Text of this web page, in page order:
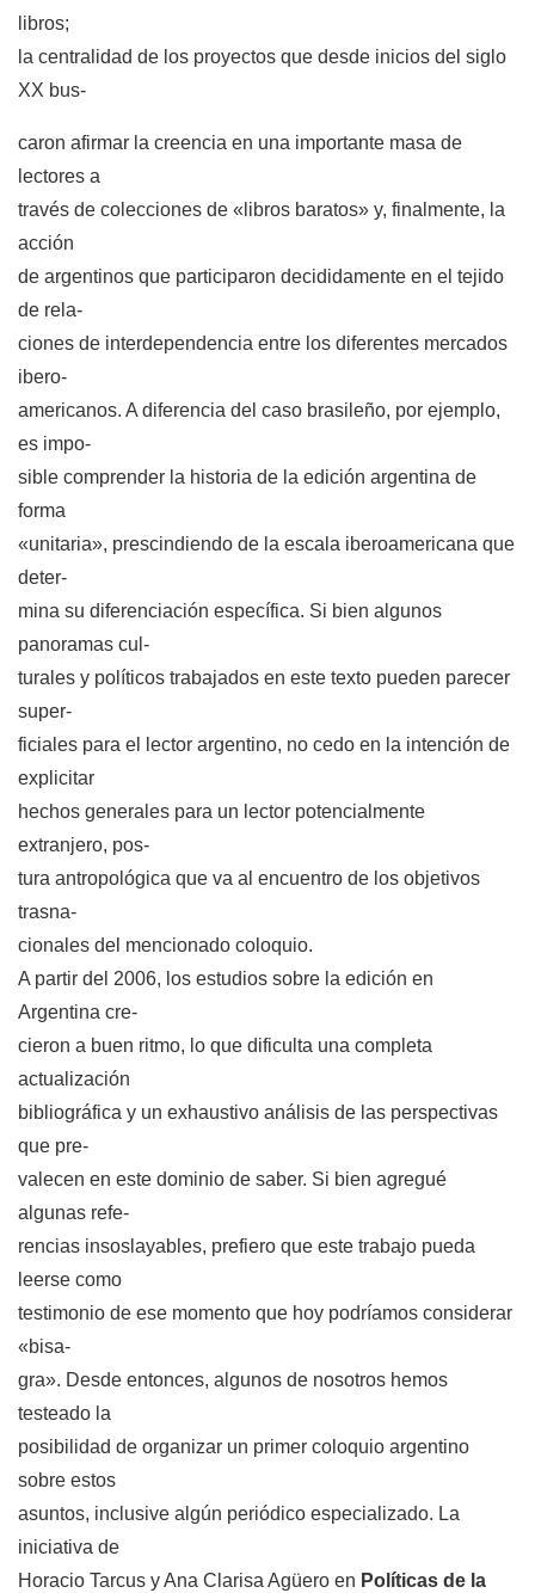
libros;
la centralidad de los proyectos que desde inicios del siglo
XX bus-
caron afirmar la creencia en una importante masa de
lectores a
través de colecciones de «libros baratos» y, finalmente, la
acción
de argentinos que participaron decididamente en el tejido
de rela-
ciones de interdependencia entre los diferentes mercados
ibero-
americanos. A diferencia del caso brasileño, por ejemplo,
es impo-
sible comprender la historia de la edición argentina de
forma
«unitaria», prescindiendo de la escala iberoamericana que
deter-
mina su diferenciación específica. Si bien algunos
panoramas cul-
turales y políticos trabajados en este texto pueden parecer
super-
ficiales para el lector argentino, no cedo en la intención de
explicitar
hechos generales para un lector potencialmente
extranjero, pos-
tura antropológica que va al encuentro de los objetivos
trasna-
cionales del mencionado coloquio.
A partir del 2006, los estudios sobre la edición en
Argentina cre-
cieron a buen ritmo, lo que dificulta una completa
actualización
bibliográfica y un exhaustivo análisis de las perspectivas
que pre-
valecen en este dominio de saber. Si bien agregué
algunas refe-
rencias insoslayables, prefiero que este trabajo pueda
leerse como
testimonio de ese momento que hoy podríamos considerar
«bisa-
gra». Desde entonces, algunos de nosotros hemos
testeado la
posibilidad de organizar un primer coloquio argentino
sobre estos
asuntos, inclusive algún periódico especializado. La
iniciativa de
Horacio Tarcus y Ana Clarisa Agüero en Políticas de la